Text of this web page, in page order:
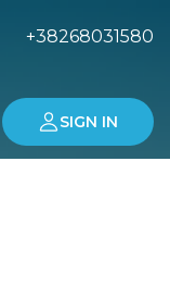
+38268031580
SIGN IN